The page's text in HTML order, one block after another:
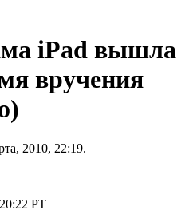
iPad вышла
вручения
2010, 22:19.
PT